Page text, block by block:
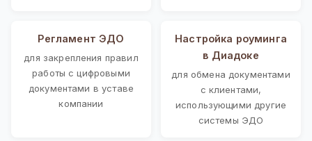
Регламент ЭДО
для закрепления правил
работы с цифровыми
документами в уставе
компании
Настройка роуминга
в Диадоке
для обмена документами
с клиентами,
использующими другие
системы ЭДО